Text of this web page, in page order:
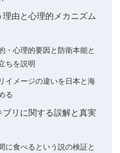
理由と心理的メカニズム
・心理的要因と防衛本能と
ちを説明
イメージの違いを日本と海
る
ブリに関する誤解と真実
に食べるという説の検証と